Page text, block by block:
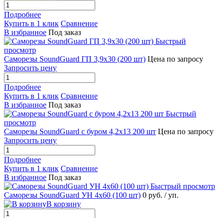
Подробнее
Купить в 1 клик Сравнение
В избранное Под заказ
Быстрый
просмотр
Саморезы SoundGuard ГП 3,9x30 (200 шт) Цена по запросу
Запросить цену
Подробнее
Купить в 1 клик Сравнение
В избранное Под заказ
Быстрый
просмотр
Саморезы SoundGuard с буром 4,2x13 200 шт Цена по запросу
Запросить цену
Подробнее
Купить в 1 клик Сравнение
В избранное Под заказ
Быстрый просмотр
Саморезы SoundGuard УН 4x60 (100 шт) 0 руб. / уп.
В корзину